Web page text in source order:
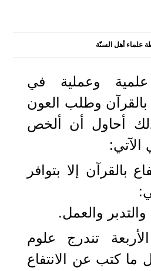
علماء أهل السنّة
وعملية في
بالقرآن وطلب العون
أحاول أن ألخص
الآتي:
بالقرآن إلا بتوافر
والتدبر والعمل.
تندرج علوم
ما كتب عن الانتفاع